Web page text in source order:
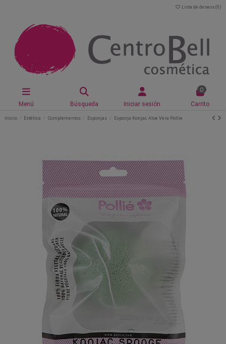
Lista de deseos (0 )
Menú Búsqueda Iniciar sesión
0
Carrito
Inicio Estética Complementos Esponjas Esponja Konjac Aloe Vera Pollie